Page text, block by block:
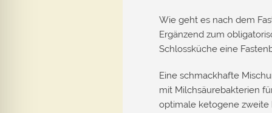
Wie geht es nach dem
Ergänzend zum
Schlossküche eine
Eine schmackhafte
mit Milchsäurebakterien
optimale ketogene zweite